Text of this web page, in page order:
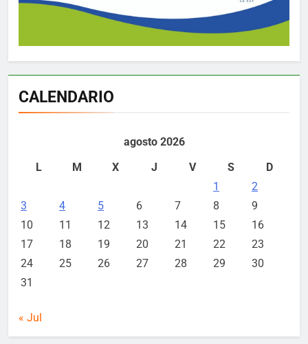
CALENDARIO
agosto 2026
L
M X J V S
D
1
2
3
4 5 6 7 8
9
10
11 12 13 14 15
16
17
18 19 20 21 22
23
24
25 26 27 28 29
30
31
« Jul